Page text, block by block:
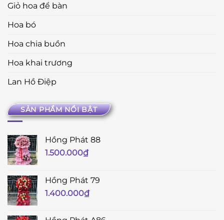
Giỏ hoa để bàn
Hoa bó
Hoa chia buồn
Hoa khai trương
Lan Hồ Điệp
SẢN PHẨM NỔI BẬT
Hồng Phát 88
1.500.000₫
Hồng Phát 79
1.400.000₫